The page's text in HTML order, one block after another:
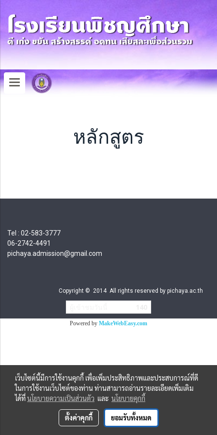
หลักสูตร
Tel : 02-583-3777
06-2742-4491
pichaya.admission@gmail.com
Copyright © 2014 All rights reserved by pichaya.ac.th
Powered by MakeWebEasy.com
เว็บไซต์นี้มีการใช้งานคุกกี้ เพื่อเพิ่มประสิทธิภาพและประสบการณ์ที่ดี
ในการใช้งานเว็บไซต์ของท่าน ท่านสามารถอ่านรายละเอียดเพิ่มเติม
ได้ที่นโยบายความเป็นส่วนตัว และ นโยบายคุกกี้
ตั้งค่าคุกกี้ ยอมรับทั้งหมด